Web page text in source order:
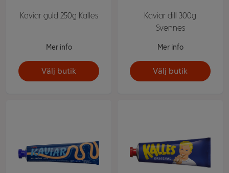
Kaviar guld 250g Kalles
Mer info
Välj butik
Kaviar dill 300g
Svennes
Mer info
Välj butik